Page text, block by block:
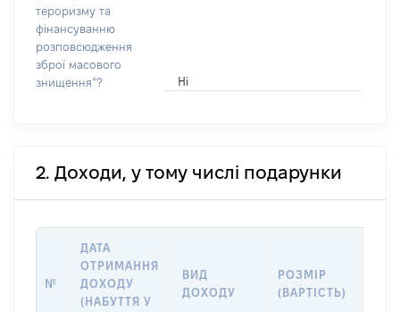
тероризму та
фінансуванню
розповсюдження
зброї масового
знищення”?
Ні
2. Доходи, у тому числі подарунки
№
ДАТА
ОТРИМАННЯ
ДОХОДУ
(НАБУТТЯ У
ВИД
ДОХОДУ
РОЗМІР
(ВАРТІСТЬ)